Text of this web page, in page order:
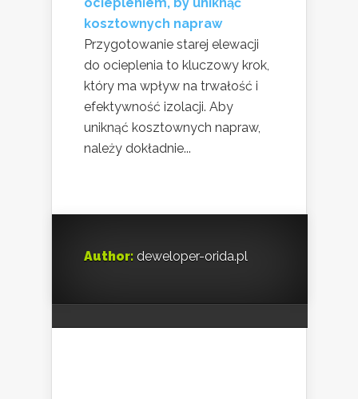
kosztownych napraw
Przygotowanie starej elewacji
do ocieplenia to kluczowy krok,
który ma wpływ na trwałość i
efektywność izolacji. Aby
uniknąć kosztownych napraw,
należy dokładnie...
Author: deweloper-orida.pl